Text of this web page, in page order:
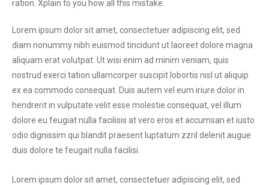
ration. Xplain to you how all this mistake.
Lorem ipsum dolor sit amet, consectetuer adipiscing elit, sed
diam nonummy nibh euismod tincidunt ut laoreet dolore magna
aliquam erat volutpat. Ut wisi enim ad minim veniam, quis
nostrud exerci tation ullamcorper suscipit lobortis nisl ut aliquip
ex ea commodo consequat. Duis autem vel eum iriure dolor in
hendrerit in vulputate velit esse molestie consequat, vel illum
dolore eu feugiat nulla facilisis at vero eros et accumsan et iusto
odio dignissim qui blandit praesent luptatum zzril delenit augue
duis dolore te feugait nulla facilisi.
Lorem ipsum dolor sit amet, consectetuer adipiscing elit, sed